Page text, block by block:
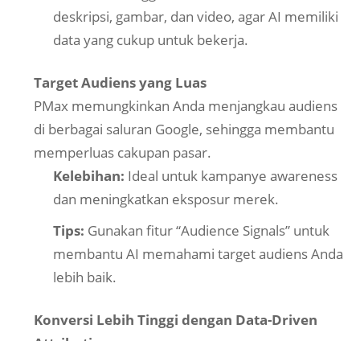
deskripsi, gambar, dan video, agar AI memiliki
data yang cukup untuk bekerja.
Target Audiens yang Luas
PMax memungkinkan Anda menjangkau audiens
di berbagai saluran Google, sehingga membantu
memperluas cakupan pasar.
Kelebihan: Ideal untuk kampanye awareness
dan meningkatkan eksposur merek.
Tips: Gunakan fitur “Audience Signals” untuk
membantu AI memahami target audiens Anda
lebih baik.
Konversi Lebih Tinggi dengan Data-Driven